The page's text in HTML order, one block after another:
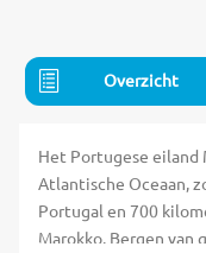
Overzicht
Het Portugese eiland
Atlantische Oceaan,
Portugal en 700
Marokko. Bergen van